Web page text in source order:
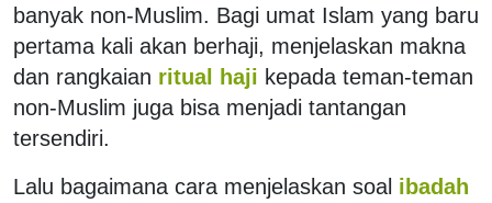
banyak non-Muslim. Bagi umat Islam yang baru
pertama kali akan berhaji, menjelaskan makna
dan rangkaian ritual haji kepada teman-teman
non-Muslim juga bisa menjadi tantangan
tersendiri.
Lalu bagaimana cara menjelaskan soal ibadah